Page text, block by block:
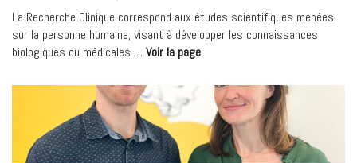
La Recherche Clinique correspond aux études scientifiques menées
sur la personne humaine, visant à développer les connaissances
biologiques ou médicales … Voir la page« RECHERCHE
saviez-
vous
? »